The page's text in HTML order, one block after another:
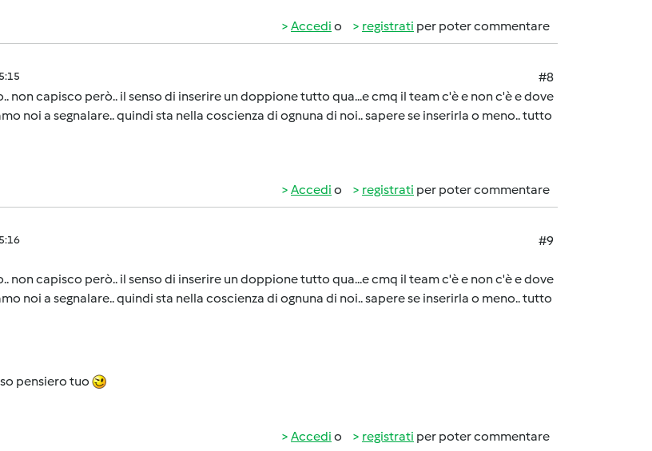
Accedi o registrati per poter commentare
#8
non capisco però.. il senso di inserire un doppione tutto qua...e cmq il team c'è e non c'è e dove
noi a segnalare.. quindi sta nella coscienza di ognuna di noi.. sapere se inserirla o meno.. tutto
Accedi o registrati per poter commentare
#9
non capisco però.. il senso di inserire un doppione tutto qua...e cmq il team c'è e non c'è e dove
noi a segnalare.. quindi sta nella coscienza di ognuna di noi.. sapere se inserirla o meno.. tutto
pensiero tuo
Accedi o registrati per poter commentare